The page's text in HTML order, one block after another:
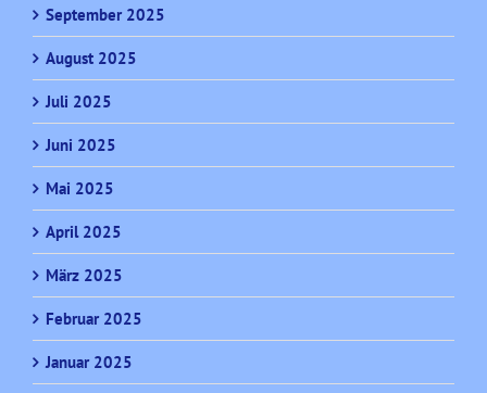
September 2025
August 2025
Juli 2025
Juni 2025
Mai 2025
April 2025
März 2025
Februar 2025
Januar 2025